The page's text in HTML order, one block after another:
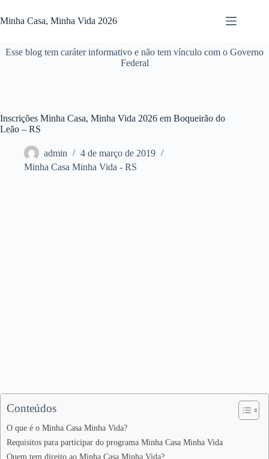
para
o
Minha Casa, Minha Vida 2026
Esse blog tem caráter informativo e não tem vínculo com o Governo
Federal
Inscrições Minha Casa, Minha Vida 2026 em Boqueirão do
Leão – RS
admin
4 de março de 2019
Minha Casa Minha Vida - RS
Conteúdos
O que é o Minha Casa Minha Vida?
Requisitos para participar do programa Minha Casa Minha Vida
Quem tem direito ao Minha Casa Minha Vida?